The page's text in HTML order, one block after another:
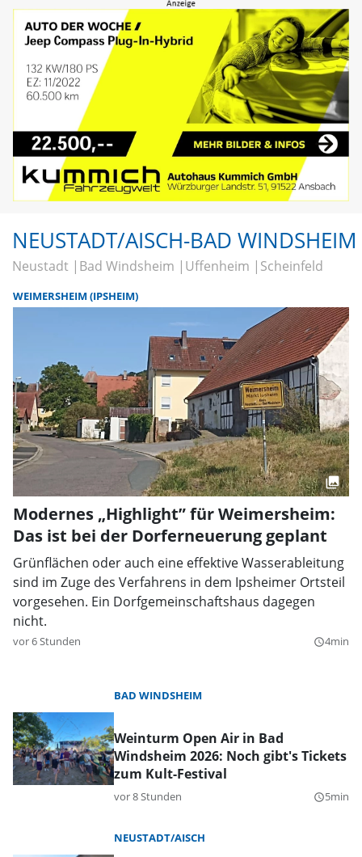
NEUSTADT/AISCH-BAD WINDSHEIM
Neustadt Bad Windsheim Uffenheim Scheinfeld
WEIMERSHEIM (IPSHEIM)
Modernes „Highlight” für Weimersheim:
Das ist bei der Dorferneuerung geplant
Grünflächen oder auch eine effektive Wasserableitung
sind im Zuge des Verfahrens in dem Ipsheimer Ortsteil
vorgesehen. Ein Dorfgemeinschaftshaus dagegen
nicht.
vor 6 Stunden query_builder4min
BAD WINDSHEIM
Weinturm Open Air in Bad
Windsheim 2026: Noch gibt's Tickets
zum Kult-Festival
vor 8 Stunden query_builder5min
NEUSTADT/AISCH